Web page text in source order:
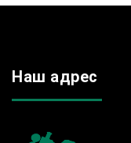
Наш адрес